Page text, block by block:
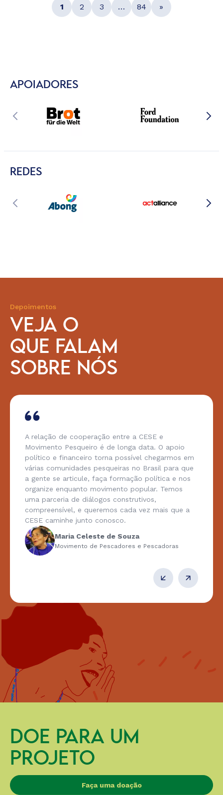
1 2 3 … 84 »
APOIADORES
REDES
Depoimentos
VEJA O
QUE FALAM
SOBRE NÓS
A relação de cooperação entre a CESE e
Movimento Pesqueiro é de longa data. O apoio
político e financeiro torna possível chegarmos em
várias comunidades pesqueiras no Brasil para que
a gente se articule, faça formação política e nos
organize enquanto movimento popular. Temos
uma parceria de diálogos construtivos,
compreensível, e queremos cada vez mais que a
CESE caminhe junto conosco.
Maria Celeste de Souza
Movimento de Pescadores e Pescadoras
DOE PARA UM
PROJETO
Faça uma doação